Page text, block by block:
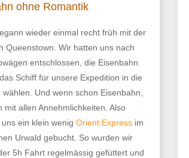
ohne Romantik
wieder einmal recht früh mit der
Queenstown. Wir hatten uns nach
entschlossen, die Eisenbahn
Schiff für unsere Expedition in die
wählen. Und wenn schon Eisenbahn,
mit allen Annehmlichkeiten. Also
ein klein wenig Orient Express im
Urwald gebucht. So wurden wir
5h Fahrt regelmässig gefüttert und